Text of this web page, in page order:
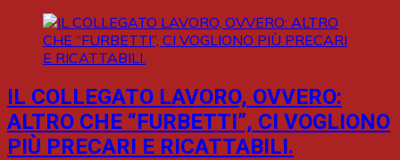
IL COLLEGATO LAVORO, OVVERO:
ALTRO CHE “FURBETTI”, CI VOGLIONO
PIÙ PRECARI E RICATTABILI.